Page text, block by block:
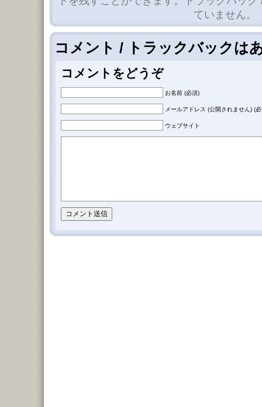
ていません。
コメント / トラックバックは
コメントをどうぞ
お名前 (必須)
メールアドレス (公開されません) (
ウェブサイト